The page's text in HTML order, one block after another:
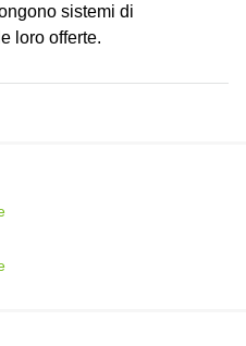
sistemi di
loro offerte.